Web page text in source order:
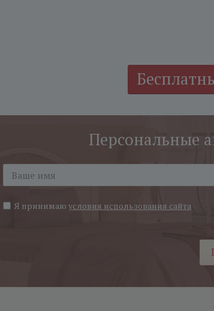
Персональные
Я принимаю условия использования сайта